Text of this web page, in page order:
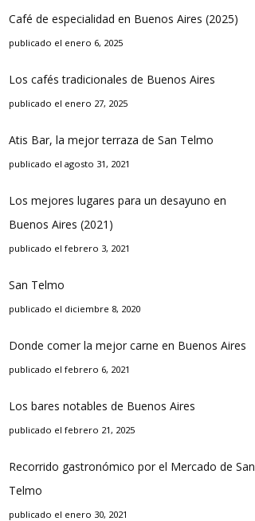
Café de especialidad en Buenos Aires (2025)
publicado el enero 6, 2025
Los cafés tradicionales de Buenos Aires
publicado el enero 27, 2025
Atis Bar, la mejor terraza de San Telmo
publicado el agosto 31, 2021
Los mejores lugares para un desayuno en
Buenos Aires (2021)
publicado el febrero 3, 2021
San Telmo
publicado el diciembre 8, 2020
Donde comer la mejor carne en Buenos Aires
publicado el febrero 6, 2021
Los bares notables de Buenos Aires
publicado el febrero 21, 2025
Recorrido gastronómico por el Mercado de San
Telmo
publicado el enero 30, 2021